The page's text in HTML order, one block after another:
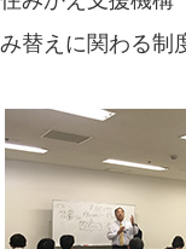
替えに関わる制